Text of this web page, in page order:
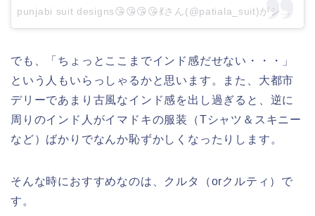
punjabi suit designs😘😘😘😘💃さん(@patiala_suit)がシェアした投稿
でも、「ちょっとここまでインド感だせない・・・」
という人もいらっしゃるかと思います。また、大都市
デリーであまり古風なインド感を出し過ぎると、逆に
周りのインド人がイマドキの服装（Tシャツ＆スキニー
など）ばかりでなんか恥ずかしくなったりします。
そんな時におすすめなのは、クルタ（orクルティ）で
す。